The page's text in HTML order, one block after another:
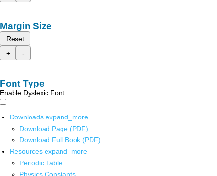
Margin Size
Reset
+
-
Font Type
Enable Dyslexic Font
Downloads expand_more
Download Page (PDF)
Download Full Book (PDF)
Resources expand_more
Periodic Table
Physics Constants